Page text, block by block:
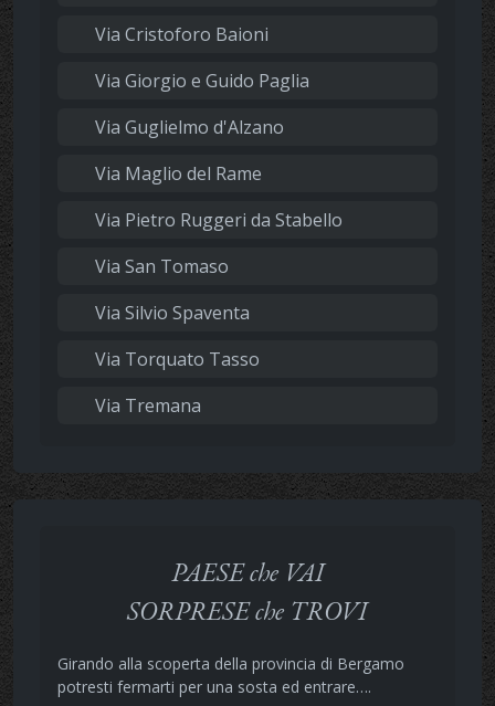
Via Cristoforo Baioni
Via Giorgio e Guido Paglia
Via Guglielmo d'Alzano
Via Maglio del Rame
Via Pietro Ruggeri da Stabello
Via San Tomaso
Via Silvio Spaventa
Via Torquato Tasso
Via Tremana
PAESE che VAI
SORPRESE che TROVI
Girando alla scoperta della provincia di Bergamo
potresti fermarti per una sosta ed entrare….